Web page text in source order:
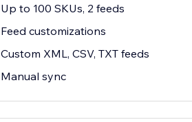
Up to 100 SKUs, 2 feeds
Feed customizations
Custom XML, CSV, TXT feeds
Manual sync